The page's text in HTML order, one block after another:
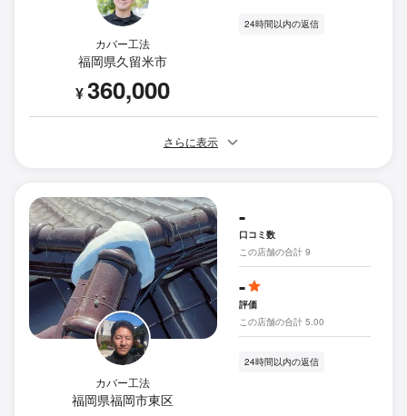
カバー工法
福岡県久留米市
¥360,000
24時間以内の返信
さらに表示
カバー工法
福岡県福岡市東区
-
口コミ数
この店舗の合計 9
-
評価
この店舗の合計 5.00
24時間以内の返信